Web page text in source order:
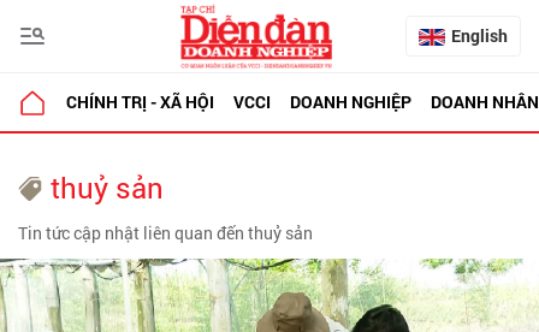
English
CHÍNH TRỊ - XÃ HỘI VCCI DOANH NGHIỆP DOANH NHÂN
thuỷ sản
Tin tức cập nhật liên quan đến thuỷ sản